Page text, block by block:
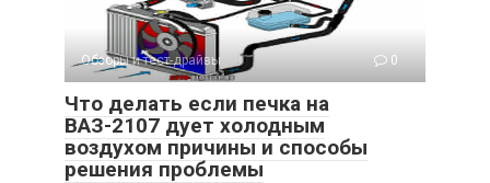
Обзоры и тест-драйвы 0
Что делать если печка на
ВАЗ-2107 дует холодным
воздухом причины и способы
решения проблемы